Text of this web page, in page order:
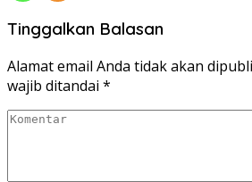
Tinggalkan Balasan
Alamat email Anda tidak akan
wajib ditandai *